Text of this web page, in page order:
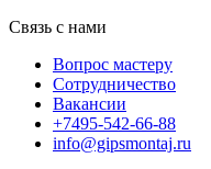
Связь с нами
Вопрос мастеру
Сотрудничество
Вакансии
+7495-542-66-88
info@gipsmontaj.ru